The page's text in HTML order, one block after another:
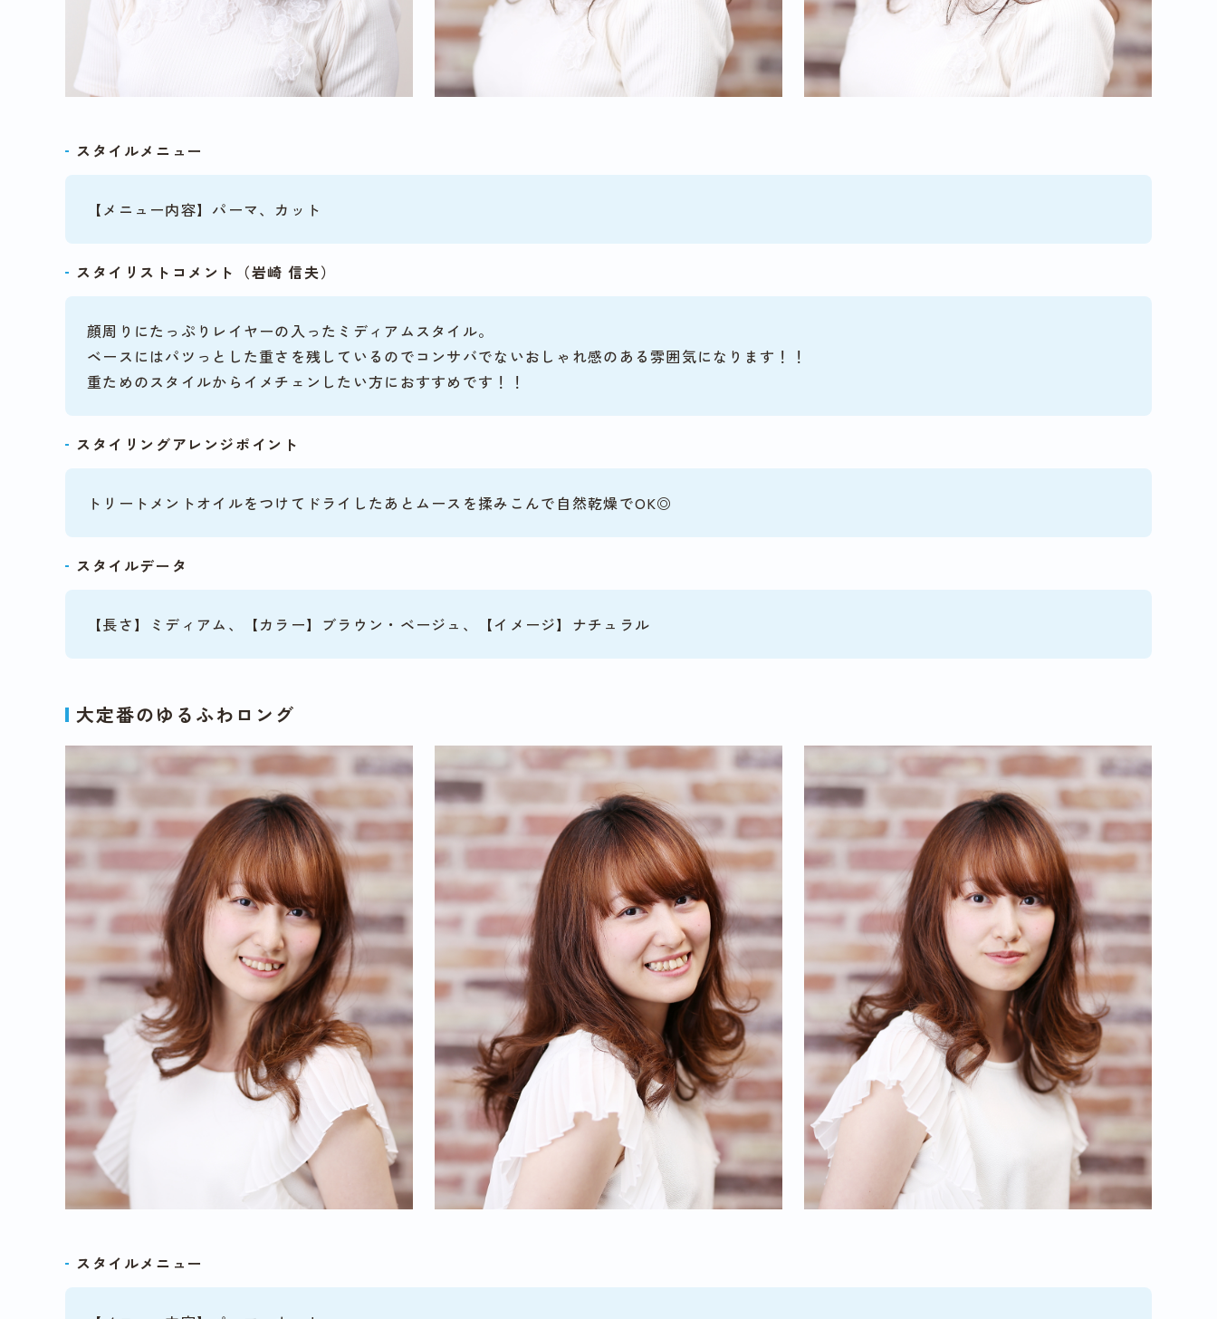
スタイルメニュー
【メニュー内容】パーマ、カット
スタイリストコメント（岩崎 信夫）
顔周りにたっぷりレイヤーの入ったミディアムスタイル。
ベースにはパツっとした重さを残しているのでコンサバでないおしゃれ感のある雰囲気になります！！
重ためのスタイルからイメチェンしたい方におすすめです！！
スタイリングアレンジポイント
トリートメントオイルをつけてドライしたあとムースを揉みこんで自然乾燥でOK◎
スタイルデータ
【長さ】ミディアム、【カラー】ブラウン・ベージュ、【イメージ】ナチュラル
大定番のゆるふわロング
スタイルメニュー